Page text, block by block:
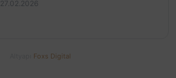
27.02.2026
Foxs Digital